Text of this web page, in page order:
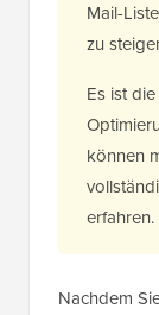
Mail-
zu
Es ist
können
erfahren.
Nachdem